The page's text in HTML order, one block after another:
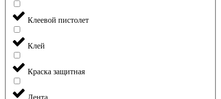
Клеевой пистолет
Клей
Краска защитная